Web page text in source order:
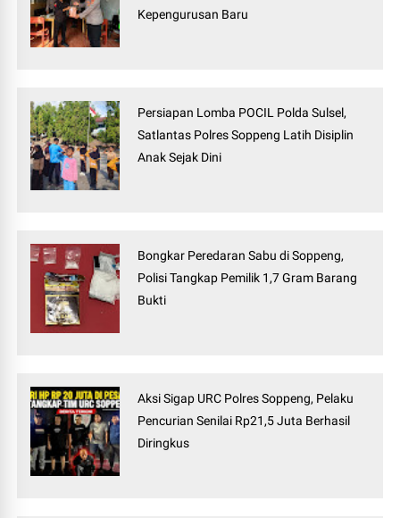
Kepengurusan Baru
Persiapan Lomba POCIL Polda Sulsel,
Satlantas Polres Soppeng Latih Disiplin
Anak Sejak Dini
Bongkar Peredaran Sabu di Soppeng,
Polisi Tangkap Pemilik 1,7 Gram Barang
Bukti
Aksi Sigap URC Polres Soppeng, Pelaku
Pencurian Senilai Rp21,5 Juta Berhasil
Diringkus